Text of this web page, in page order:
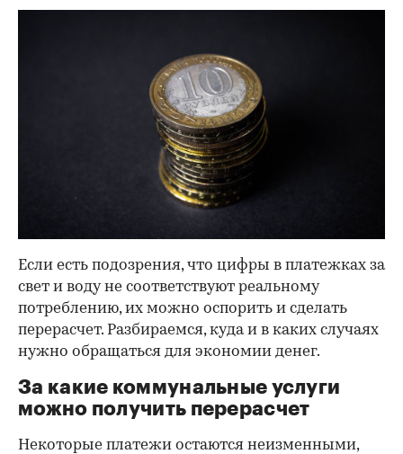
Если есть подозрения, что цифры в платежках за
свет и воду не соответствуют реальному
потреблению, их можно оспорить и сделать
перерасчет. Разбираемся, куда и в каких случаях
нужно обращаться для экономии денег.
За какие коммунальные услуги
можно получить перерасчет
Некоторые платежи остаются неизменными,